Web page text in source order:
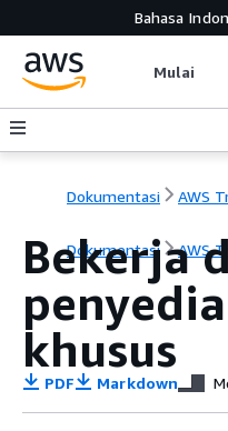
Bahasa
Mulai
Dokumentasi AWS
Dokumentasi AWS
Bekerja
khusus
PDF Markdown